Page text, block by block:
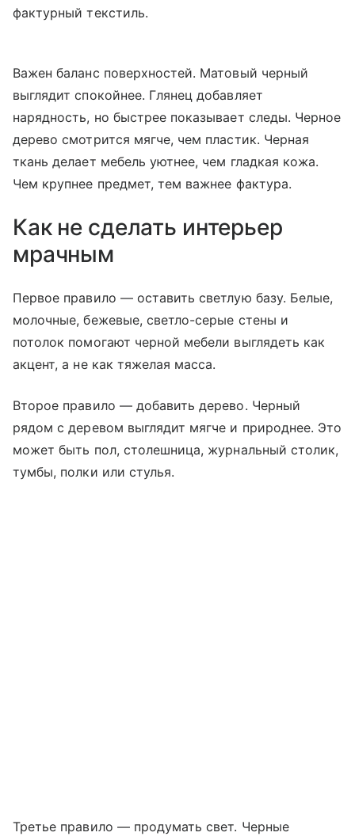
фактурный текстиль.
Важен баланс поверхностей. Матовый черный
выглядит спокойнее. Глянец добавляет
нарядность, но быстрее показывает следы. Черное
дерево смотрится мягче, чем пластик. Черная
ткань делает мебель уютнее, чем гладкая кожа.
Чем крупнее предмет, тем важнее фактура.
Как не сделать интерьер
мрачным
Первое правило — оставить светлую базу. Белые,
молочные, бежевые, светло-серые стены и
потолок помогают черной мебели выглядеть как
акцент, а не как тяжелая масса.
Второе правило — добавить дерево. Черный
рядом с деревом выглядит мягче и природнее. Это
может быть пол, столешница, журнальный столик,
тумбы, полки или стулья.
Третье правило — продумать свет. Черные